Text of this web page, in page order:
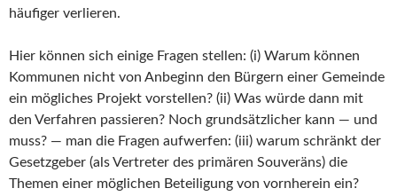
häufiger verlieren.
Hier können sich einige Fragen stellen: (i) Warum können
Kommunen nicht von Anbeginn den Bürgern einer Gemeinde
ein mögliches Projekt vorstellen? (ii) Was würde dann mit
den Verfahren passieren? Noch grundsätzlicher kann — und
muss? — man die Fragen aufwerfen: (iii) warum schränkt der
Gesetzgeber (als Vertreter des primären Souveräns) die
Themen einer möglichen Beteiligung von vornherein ein?